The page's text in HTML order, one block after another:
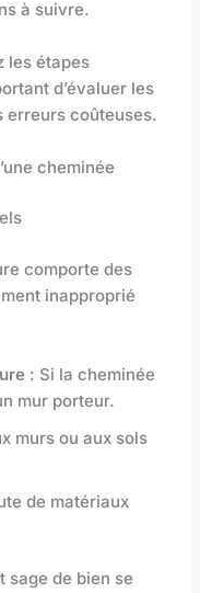
à suivre.
les étapes
d’évaluer les
erreurs coûteuses.
cheminée
comporte des
inapproprié
: Si la cheminée
mur porteur.
murs ou aux sols
de matériaux
sage de bien se